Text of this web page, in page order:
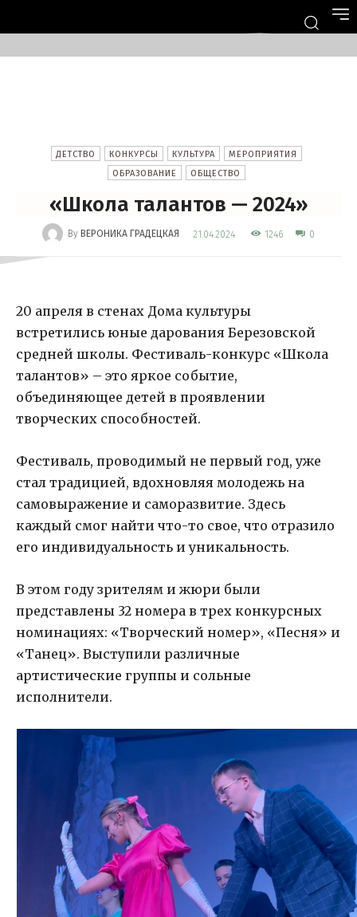
ДЕТСТВО КОНКУРСЫ КУЛЬТУРА
МЕРОПРИЯТИЯ
ОБРАЗОВАНИЕ
ОБЩЕСТВО
«Школа талантов — 2024»
By ВЕРОНИКА ГРАДЕЦКАЯ 21.04.2024 1246 0
20 апреля в стенах Дома культуры
встретились юные дарования Березовской
средней школы. Фестиваль-конкурс «Школа
талантов» – это яркое событие,
объединяющее детей в проявлении
творческих способностей.
Фестиваль, проводимый не первый год, уже
стал традицией, вдохновляя молодежь на
самовыражение и саморазвитие. Здесь
каждый смог найти что-то свое, что отразило
его индивидуальность и уникальность.
В этом году зрителям и жюри были
представлены 32 номера в трех конкурсных
номинациях: «Творческий номер», «Песня» и
«Танец». Выступили различные
артистические группы и сольные
исполнители.